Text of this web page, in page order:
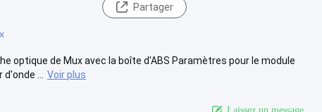
Partager
optique de Mux avec la boîte d'ABS Paramètres pour le module
...
Voir plus
Laissez un message.